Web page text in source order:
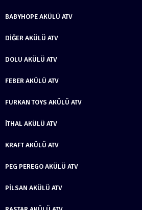
BABYHOPE AKÜLÜ ATV
DIĞER AKÜLÜ ATV
DOLU AKÜLÜ ATV
FEBER AKÜLÜ ATV
FURKAN TOYS AKÜLÜ ATV
İTHAL AKÜLÜ ATV
KRAFT AKÜLÜ ATV
PEG PEREGO AKÜLÜ ATV
PILSAN AKÜLÜ ATV